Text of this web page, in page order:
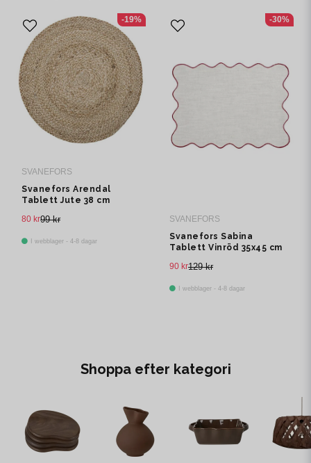
SVANEFORS
Svanefors Arendal
Tablett Jute 38 cm
99 kr
80 kr
I webblager - 4-8 dagar
-19%
SVANEFORS
Svanefors Sabina
Tablett Vinröd 35x45 cm
129 kr
90 kr
I webblager - 4-8 dagar
-30%
Shoppa efter kategori